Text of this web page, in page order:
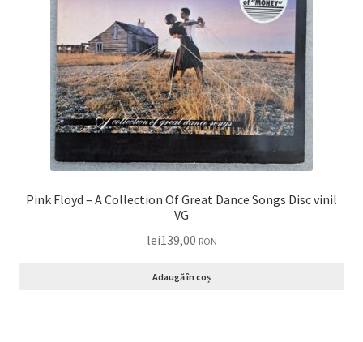
Pink Floyd – A Collection Of Great Dance Songs Disc vinil
VG
lei139,00 RON
Adaugă în coș